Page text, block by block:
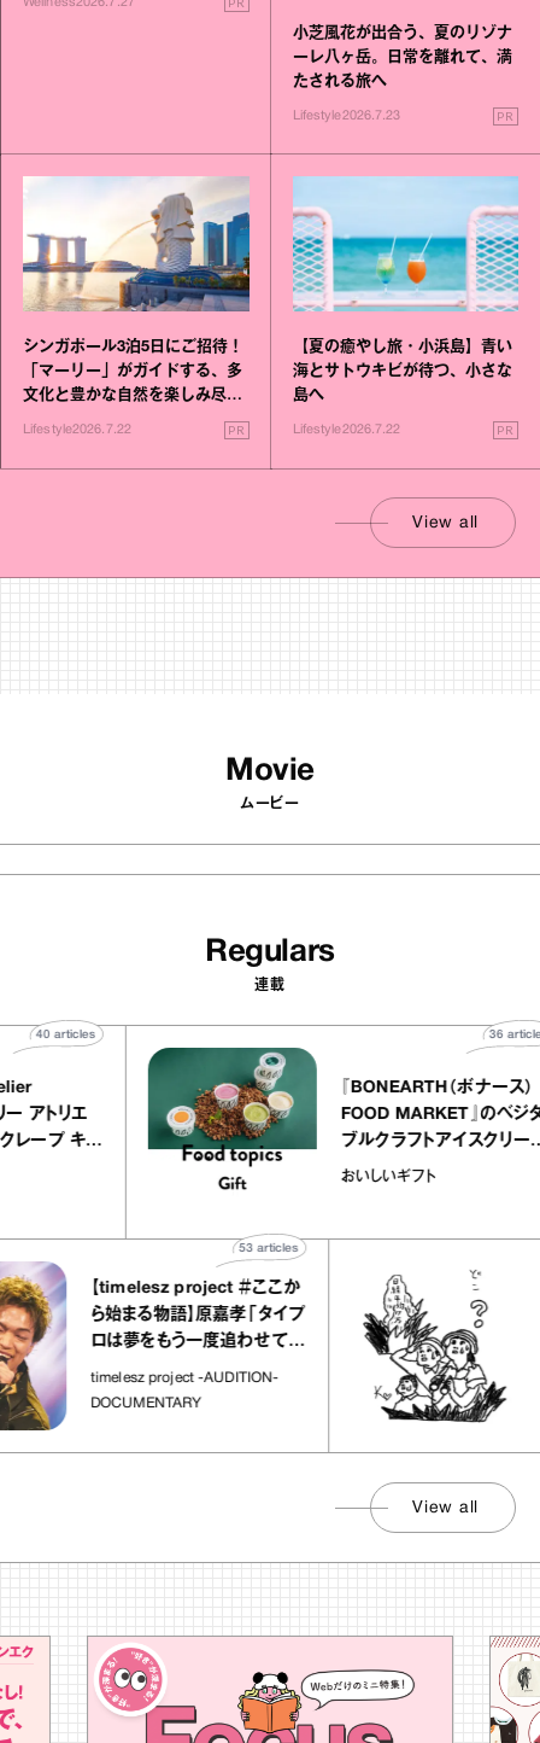
Wellness2026.7.27
小芝風花が出合う、夏のリゾナ
ーレ八ヶ岳。日常を離れて、満
たされる旅へ
Lifestyle2026.7.23 PR
シンガポール3泊5日にご招待！
「マーリー」がガイドする、多
文化と豊かな自然を楽しみ尽く
す旅
Lifestyle2026.7.22 PR
【夏の癒やし旅・小浜島】青い
海とサトウキビが待つ、小さな
島へ
Lifestyle2026.7.22 PR
View all
Movie
ムービー
Regulars
連載
atelier
イクアリー アトリエ
』のミルクレープ キャ
40
『BONEARTH（ボ
FOOD MARKET
ブルクラフトアイ
｜真野知子の「お
おいしいギフト
【timelesz project ＃ここか
ら始まる物語】原嘉孝「タイプ
ロは夢をもう一度追わせてく
れた場所」
timelesz project -AUDITION-
DOCUMENTARY
articles
「日経
社会の
View all